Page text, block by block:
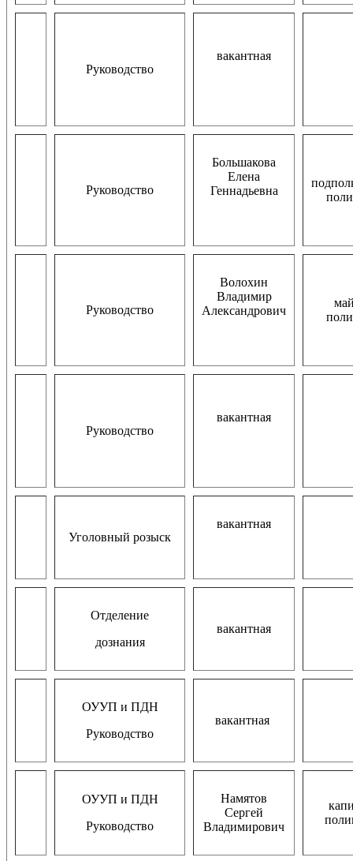
Руководство
вакантная
Руководство
Большакова
Елена
Геннадьевна
Руководство
Волохин
Владимир
Александрович
Руководство
вакантная
Уголовный розыск
вакантная
Отделение
дознания
вакантная
ОУУП и ПДН
Руководство
вакантная
ОУУП и ПДН
Руководство
Намятов
Сергей
Владимирович